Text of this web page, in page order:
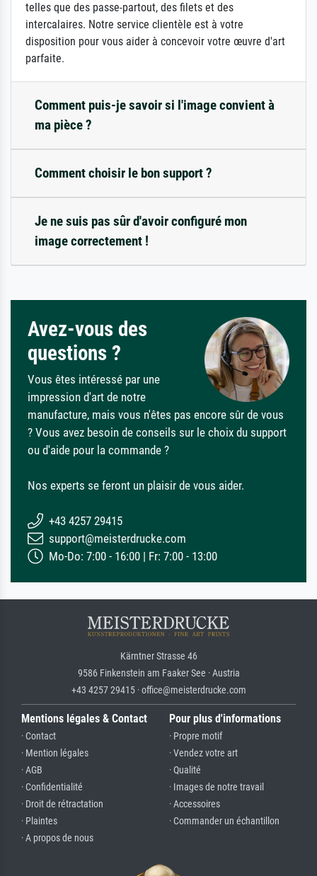
telles que des passe-partout, des filets et des
intercalaires. Notre service clientèle est à votre
disposition pour vous aider à concevoir votre œuvre d'art
parfaite.
Comment puis-je savoir si l'image convient à
ma pièce ?
Comment choisir le bon support ?
Je ne suis pas sûr d'avoir configuré mon
image correctement !
Avez-vous des
questions ?
Vous êtes intéressé par une
impression d'art de notre
manufacture, mais vous n'êtes pas encore sûr de vous
? Vous avez besoin de conseils sur le choix du support
ou d'aide pour la commande ?
Nos experts se feront un plaisir de vous aider.
+43 4257 29415
support@meisterdrucke.com
Mo-Do: 7:00 - 16:00 | Fr: 7:00 - 13:00
Kärntner Strasse 46
9586 Finkenstein am Faaker See · Austria
+43 4257 29415 · office@meisterdrucke.com
Mentions légales & Contact
· Contact
· Mention légales
· AGB
· Confidentialité
· Droit de rétractation
· Plaintes
· A propos de nous
Pour plus d'informations
· Propre motif
· Vendez votre art
· Qualité
· Images de notre travail
· Accessoires
· Commander un échantillon